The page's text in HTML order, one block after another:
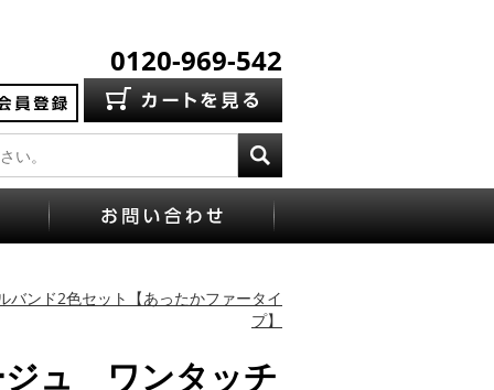
0120-969-542
ンド2色セット【あったかファータイ
プ】
ジュ ワンタッチ